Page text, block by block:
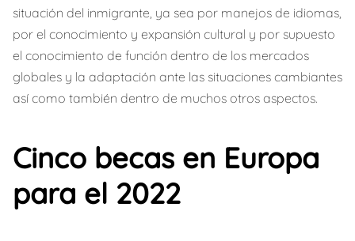
situación del inmigrante, ya sea por manejos de idiomas,
por el conocimiento y expansión cultural y por supuesto
el conocimiento de función dentro de los mercados
globales y la adaptación ante las situaciones cambiantes
así como también dentro de muchos otros aspectos.
Cinco becas en Europa
para el 2022